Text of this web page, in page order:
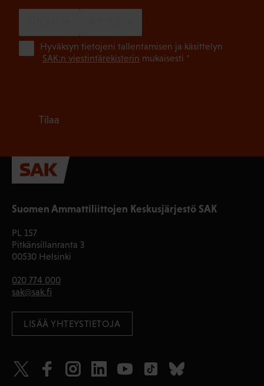
Suomen Ammattiliittojen Keskusjärjestö SAK
PL 157
Pitkänsillanranta 3
00530 Helsinki
020 774 000
sak@sak.fi
LISÄÄ YHTEYSTIETOJA
Hyväksyn tietojeni tallentamisen ja käsittelyn
SAK:n viestintärekisterin mukaisesti *
Tilaa